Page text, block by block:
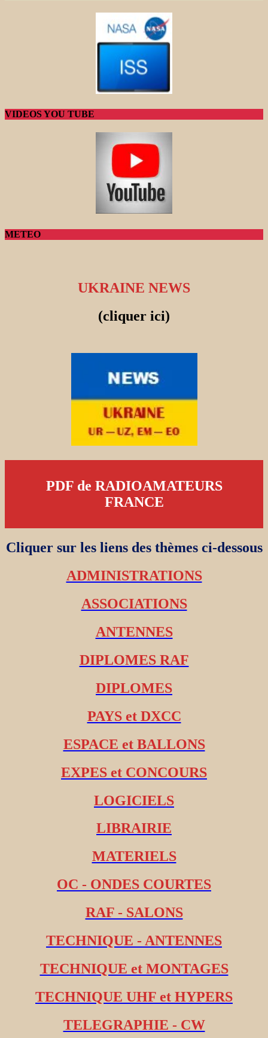
VIDEOS YOU TUBE
METEO
UKRAINE NEWS
(cliquer ici)
PDF de RADIOAMATEURS
FRANCE
Cliquer sur les liens des thèmes ci-dessous
ADMINISTRATIONS
ASSOCIATIONS
ANTENNES
DIPLOMES RAF
DIPLOMES
PAYS et DXCC
ESPACE et BALLONS
EXPES et CONCOURS
LOGICIELS
LIBRAIRIE
MATERIELS
OC - ONDES COURTES
RAF - SALONS
TECHNIQUE - ANTENNES
TECHNIQUE et MONTAGES
TECHNIQUE UHF et HYPERS
TELEGRAPHIE - CW